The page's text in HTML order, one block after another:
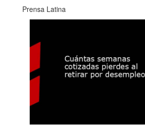
Prensa Latina